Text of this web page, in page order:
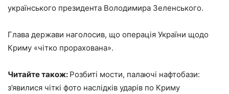
українського президента Володимира Зеленського.
Глава держави наголосив, що операція України щодо
Криму «чітко прорахована».
Читайте також: Розбиті мости, палаючі нафтобази:
з’явилися чіткі фото наслідків ударів по Криму